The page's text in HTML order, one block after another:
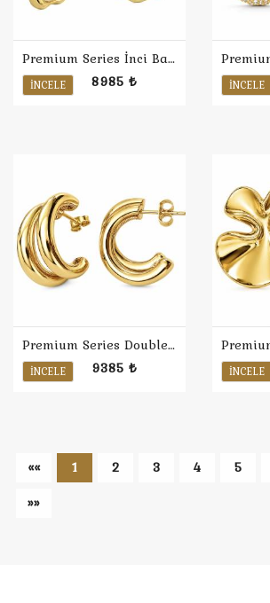
Premium Series İnci Bambu Halka Küpe
İNCELE 8985 ₺ İNCELE
Premium Series Double Küpe
İNCELE 9385 ₺ İNCELE
«« 1 2 3 4 5
»»